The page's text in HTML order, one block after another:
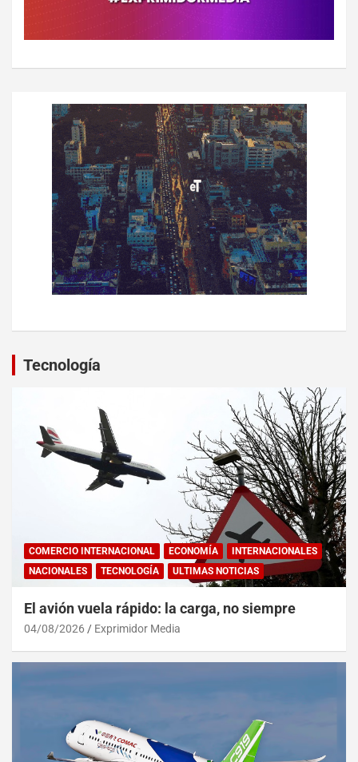
Tecnología
COMERCIO INTERNACIONAL ECONOMÍA
INTERNACIONALES
NACIONALES
TECNOLOGÍA ULTIMAS NOTICIAS
El avión vuela rápido: la carga, no siempre
04/08/2026 Exprimidor Media